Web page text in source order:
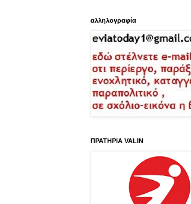
αλληλογραφία
ΠΡΑΤΗΡΙΑ VALIN